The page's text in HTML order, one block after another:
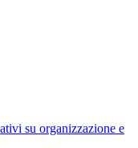
su organizzazione e